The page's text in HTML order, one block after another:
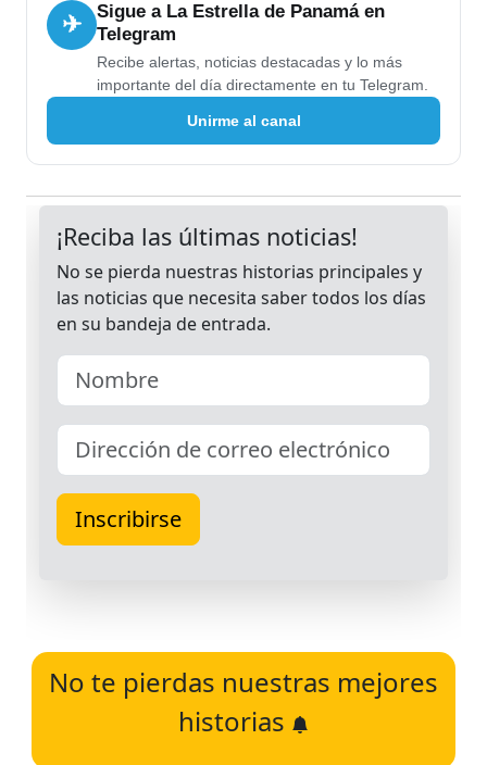
✈
Sigue a La Estrella de Panamá en
Telegram
Recibe alertas, noticias destacadas y lo más
importante del día directamente en tu Telegram.
Unirme al canal
No te pierdas nuestras mejores
historias